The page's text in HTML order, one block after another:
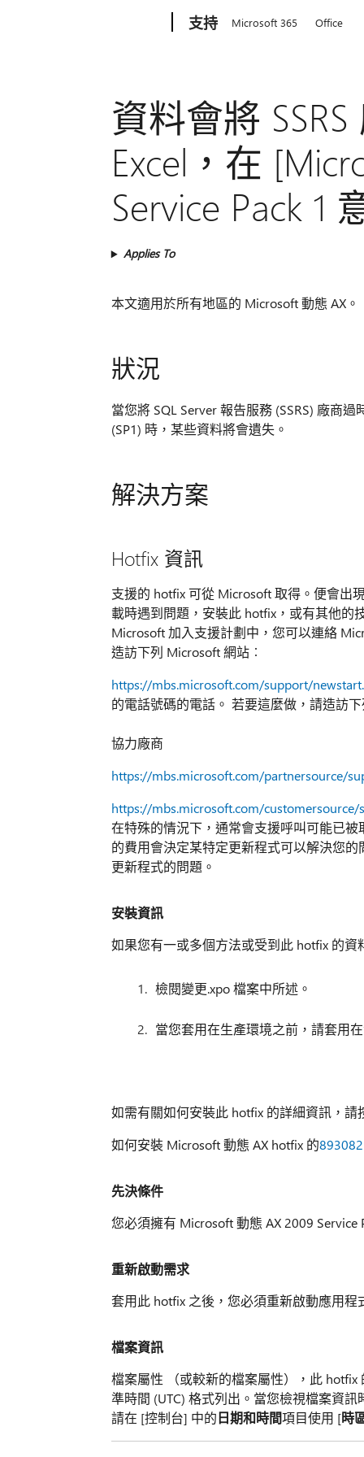
支持 Microsoft 365 Office
資料會將
Excel，在
Service Pack 1
Applies To
本文適用於所有地區的 Microsoft 動態 AX。
狀況
當您將 SQL Server 報告服務 (SSRS) 廠商
(SP1) 時，某些資料將會遺失。
解決方案
Hotfix 資訊
支援的 hotfix 可從 Microsoft 取得。便會出
載時遇到問題，安裝此 hotfix，或有其他的
Microsoft 加入支援計劃中，您可以連絡
造訪下列 Microsoft 網站︰
https://mbs.microsoft.com/support/
的電話號碼的電話。 若要這麼做，請造訪
協力廠商
https://mbs.microsoft.com/partnersource/
https://mbs.microsoft.com/
在特殊的情況下，通常會支援呼叫可能已
的費用會決定某特定更新程式可以解決您
更新程式的問題。
安裝資訊
如果您有一或多個方法或受到此 hotfix 的
檢閱變更.xpo 檔案中所述。
當您套用在生產環境之前，請套用
如需有關如何安裝此 hotfix 的詳細資訊，
如何安裝 Microsoft 動態 AX hotfix 的893082
先決條件
您必須擁有 Microsoft 動態 AX 2009
重新啟動需求
套用此 hotfix 之後，您必須重新啟動應用程
檔案資訊
檔案屬性 （或較新的檔案屬性），此
準時間 (UTC) 格式列出。當您檢視檔案資
請在 [控制台] 中的日期和時間項目使用 [時